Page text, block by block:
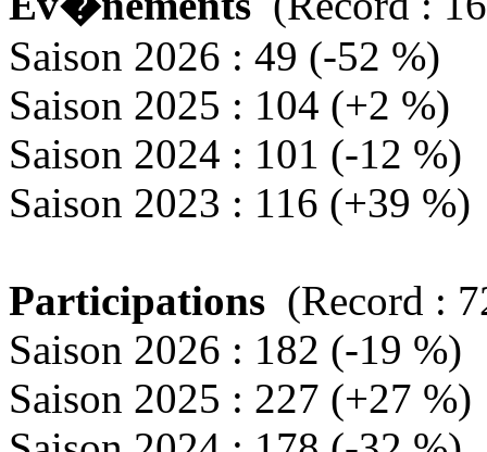
Saison 2026 : 49 (-52 %)
Saison 2025 : 104 (+2 %)
Saison 2024 : 101 (-12 %)
Saison 2023 : 116 (+39 %)
Participations (Record :
Saison 2026 : 182 (-19 %)
Saison 2025 : 227 (+27 %)